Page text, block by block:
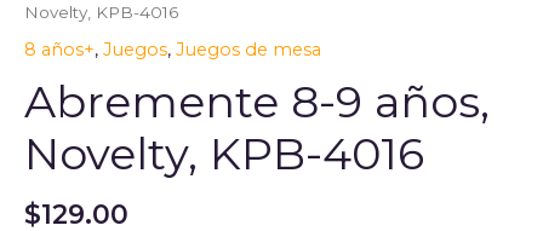
Novelty, KPB-4016
8 años+, Juegos, Juegos de mesa
Abremente 8-9 años,
Novelty, KPB-4016
$129.00
Novelty,
KPB-
cantidad